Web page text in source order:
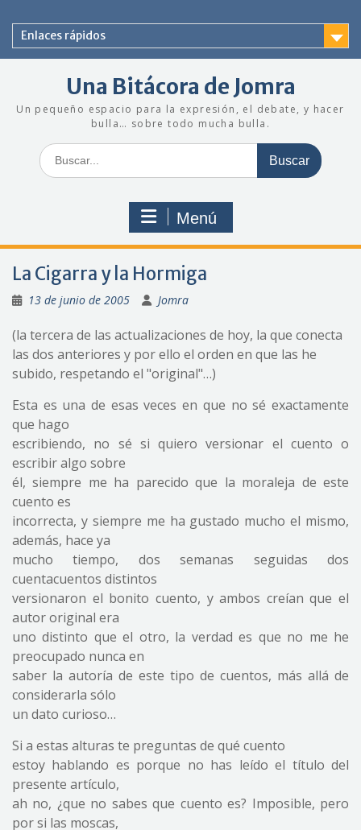
contenido
Enlaces rápidos
Una Bitácora de Jomra
Un pequeño espacio para la expresión, el debate, y hacer
bulla… sobre todo mucha bulla.
Buscar:
Menú
La Cigarra y la Hormiga
13 de junio de 2005 Jomra
(la tercera de las actualizaciones de hoy, la que conecta
las dos anteriores y por ello el orden en que las he
subido, respetando el "original"…)
Esta es una de esas veces en que no sé exactamente
que hago
escribiendo, no sé si quiero versionar el cuento o
escribir algo sobre
él, siempre me ha parecido que la moraleja de este
cuento es
incorrecta, y siempre me ha gustado mucho el mismo,
además, hace ya
mucho tiempo, dos semanas seguidas dos
cuentacuentos distintos
versionaron el bonito cuento, y ambos creían que el
autor original era
uno distinto que el otro, la verdad es que no me he
preocupado nunca en
saber la autoría de este tipo de cuentos, más allá de
considerarla sólo
un dato curioso…
Si a estas alturas te preguntas de qué cuento
estoy hablando es porque no has leído el título del
presente artículo,
ah no, ¿que no sabes que cuento es? Imposible, pero
por si las moscas,